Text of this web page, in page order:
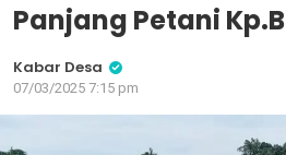
Panjang Petani
Kabar Desa
07/03/2025 7:15 pm